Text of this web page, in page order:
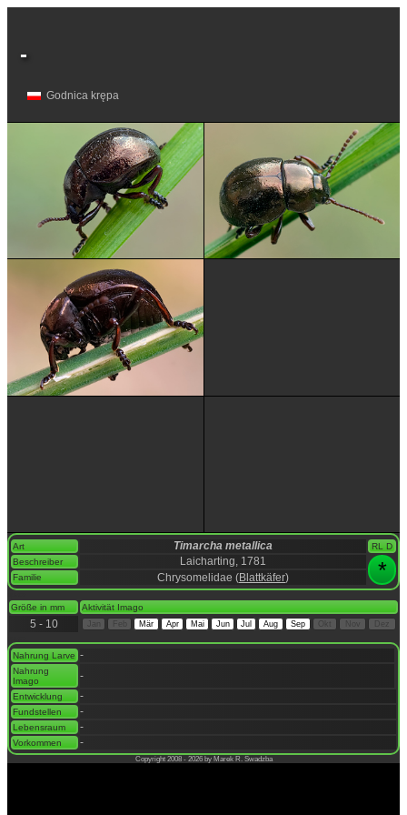
-
Godnica krępa
Art Timarcha metallica
RL D
Beschreiber
Laicharting, 1781 *
Familie Chrysomelidae (Blattkäfer)
Größe in mm Aktivität Imago
5 - 10 Mär Apr Mai Jun Jul Aug Sep Dez
Nahrung Larve -
Nahrung
Imago
-
Entwicklung -
Fundstellen -
Lebensraum -
Vorkommen -
Copyright 2008 - 2026 by Marek R. Swadzba